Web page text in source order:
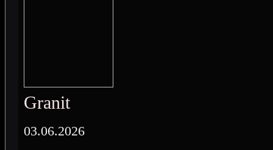
Granit
03.06.2026